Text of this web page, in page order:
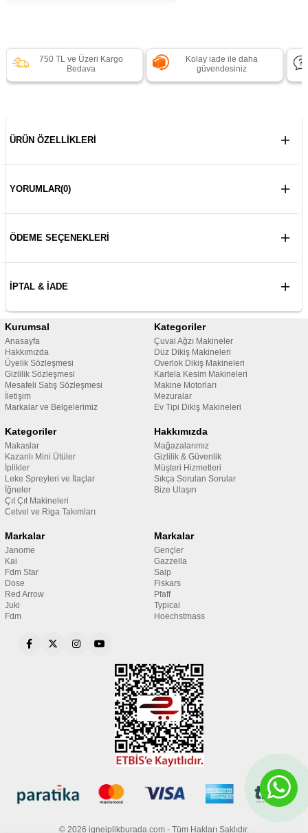
750 TL ve Üzeri Kargo
Bedava
Kolay iade ile daha
güvendesiniz
ÜRÜN ÖZELLIKLERI
YORUMLAR(0)
ÖDEME SEÇENEKLERI
İPTAL & İADE
Kurumsal
Anasayfa
Hakkımızda
Üyelik Sözleşmesi
Gizlilik Sözleşmesi
Mesafeli Satış Sözleşmesi
İletişim
Markalar ve Belgelerimiz
Kategoriler
Çuval Ağzı Makineler
Düz Dikiş Makineleri
Overlok Dikiş Makineleri
Kartela Kesim Makineleri
Makine Motorları
Mezuralar
Ev Tipi Dikiş Makineleri
Kategoriler
Makaslar
Kazanlı Mini Ütüler
İplikler
Leke Spreyleri ve İlaçlar
İğneler
Çıt Çıt Makineleri
Cetvel ve Riga Takımları
Hakkımızda
Mağazalarımız
Gizlilik & Güvenlik
Müşteri Hizmetleri
Sıkça Sorulan Sorular
Bize Ulaşın
Markalar
Janome
Kai
Fdm Star
Dose
Red Arrow
Juki
Fdm
Markalar
Gençler
Gazzella
Saip
Fiskars
Pfaff
Typical
Hoechstmass
© 2026 igneiplikburada.com - Tüm Hakları Saklıdır.